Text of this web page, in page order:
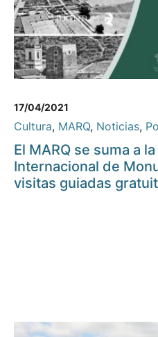
17/04/2021
Cultura, MARQ, Noticias,
El MARQ se suma a
Internacional de
visitas guiadas